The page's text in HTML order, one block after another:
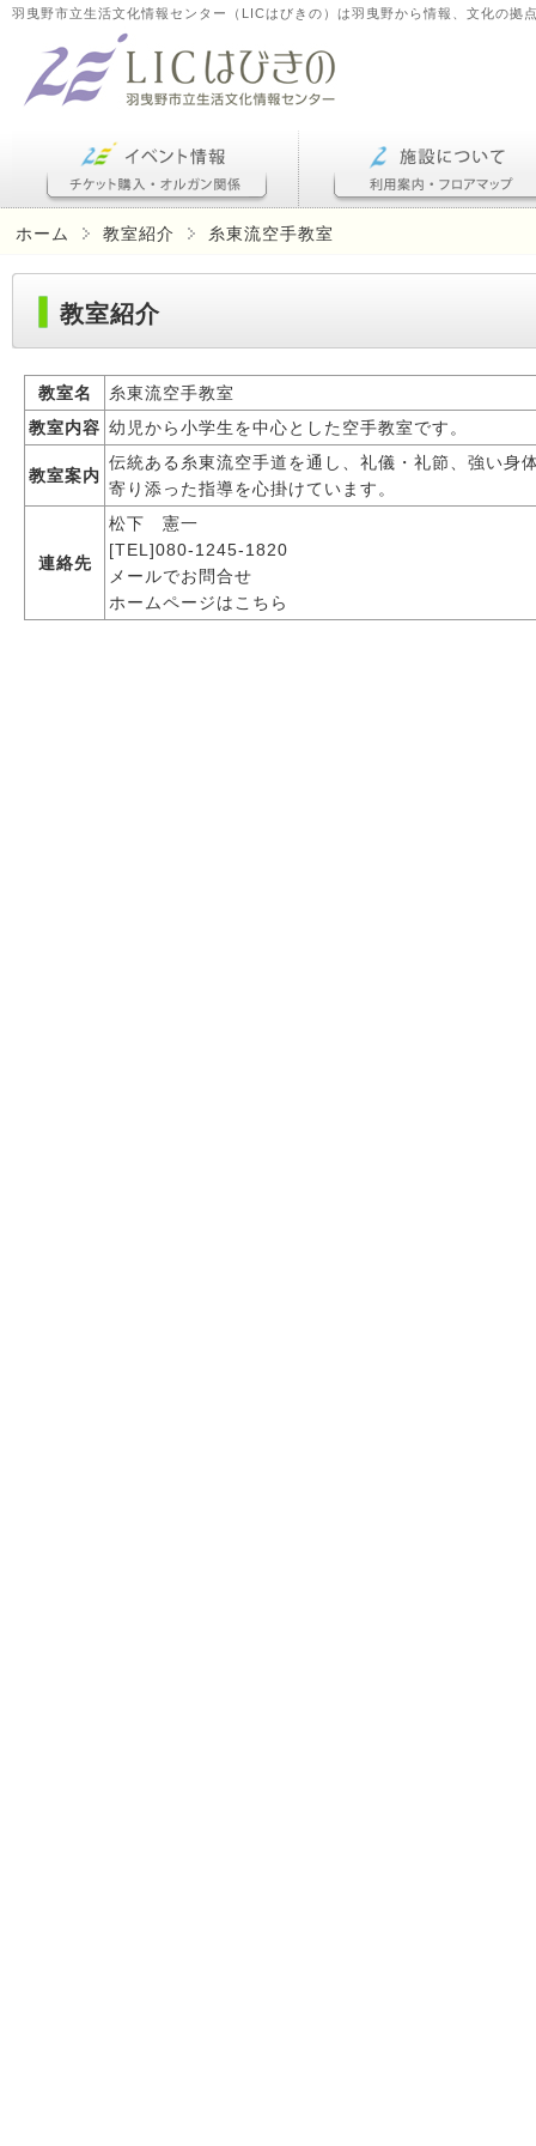
羽曳野市立生活文化情報センター（LICはびきの）は羽曳野から情報、文化の拠
ホーム 教室紹介 糸東流空手教室
教室紹介
教室名
糸東流空手教室
教室内容 幼児から小学生を中心とした空手教室です。
教室案内
伝統ある糸東流空手道を通し、礼儀・礼節、強い身
寄り添った指導を心掛けています。
連絡先
松下 憲一
[TEL]080-1245-1820
メールでお問合せ
ホームページはこちら